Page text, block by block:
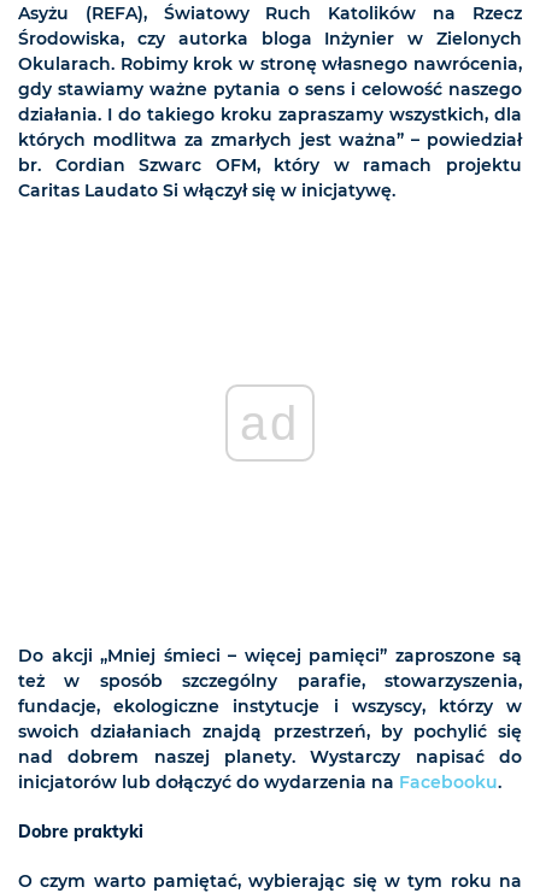
Asyżu (REFA), Światowy Ruch Katolików na Rzecz
Środowiska, czy autorka bloga Inżynier w Zielonych
Okularach. Robimy krok w stronę własnego nawrócenia,
gdy stawiamy ważne pytania o sens i celowość naszego
działania. I do takiego kroku zapraszamy wszystkich, dla
których modlitwa za zmarłych jest ważna” – powiedział
br. Cordian Szwarc OFM, który w ramach projektu
Caritas Laudato Si włączył się w inicjatywę.
ad
Do akcji „Mniej śmieci – więcej pamięci” zaproszone są
też w sposób szczególny parafie, stowarzyszenia,
fundacje, ekologiczne instytucje i wszyscy, którzy w
swoich działaniach znajdą przestrzeń, by pochylić się
nad dobrem naszej planety. Wystarczy napisać do
inicjatorów lub dołączyć do wydarzenia na Facebooku.
Dobre praktyki
O czym warto pamiętać, wybierając się w tym roku na